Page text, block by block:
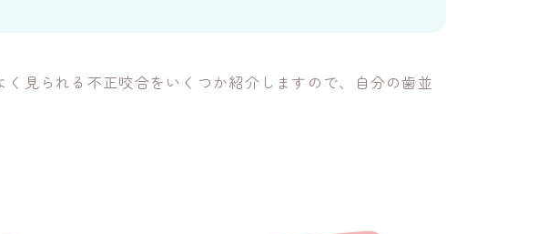
見られる不正咬合をいくつか紹介しますので、自分の歯並